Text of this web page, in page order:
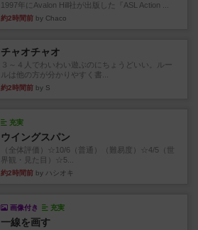
1997年にAvalon Hill社が出版した『ASL Action ...
約2時間前 by Chaco
チャオチャオ
３～４人でわいわい遊ぶのにちょうどいい。ルー
ルは他の方が分かりやすく書...
約2時間前 by S
充実
ウイングスパン
（全体評価）☆10/6（普通）（難易度）☆4/5（世
界観・見た目）☆5...
約2時間前 by ハシオキ
画像付き 充実
一線を画す